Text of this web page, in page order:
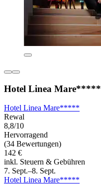
Hotel Linea Mare*****
Hotel Linea Mare*****
Rewal
8,8/10
Hervorragend
(34 Bewertungen)
142 €
inkl. Steuern & Gebühren
7. Sept.–8. Sept.
Hotel Linea Mare*****